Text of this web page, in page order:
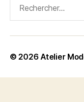
© 2026Atelier